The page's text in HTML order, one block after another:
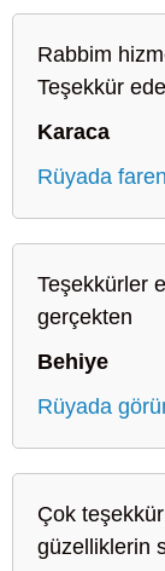
Rabbim
Teşekkür
Karaca
Rüyada
Teşekkürler
gerçekten
Behiye
Rüyada
Çok
güzelliklerin